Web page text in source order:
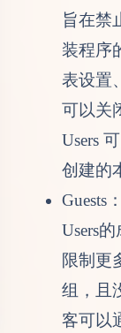
夜间模式
旨在禁
装程序
表设置
可以关
Users
创建的
Guests
Users
限制更
组，且
客可以